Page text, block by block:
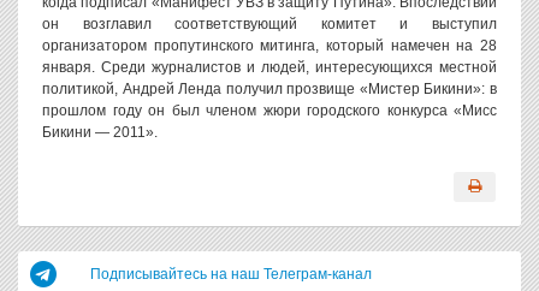
он возглавил соответствующий комитет и выступил
организатором пропутинского митинга, который намечен на 28
января. Среди журналистов и людей, интересующихся местной
политикой, Андрей Ленда получил прозвище «Мистер Бикини»: в
прошлом году он был членом жюри городского конкурса «Мисс
Бикини — 2011».
Подписывайтесь на наш Телеграм-канал